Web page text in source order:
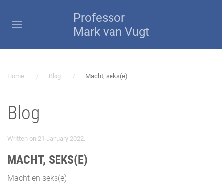
Professor
Mark van Vugt
Home Blog Macht, seks(e)
Blog
Written on 21 January 2022.
MACHT, SEKS(E)
Macht en seks(e)